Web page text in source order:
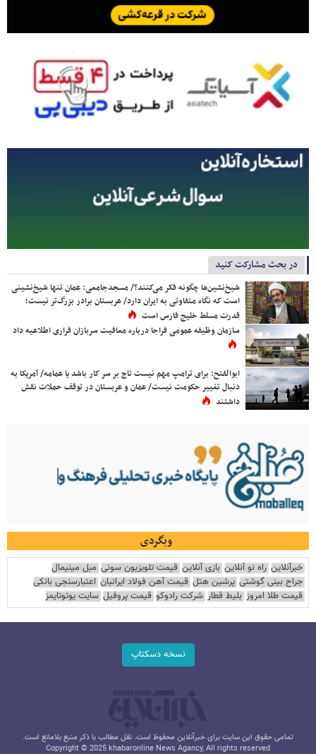
در بحث مشارکت کنید
شیخ‌نشین‌ها چگونه فکر می‌کنند؟/ مسجدجامعی: عمان تنها شیخ‌نشینی
است که نگاه متفاوتی به ایران دارد/ عربستان برادر بزرگ‌تر نیست؛
قدرت مسلط خلیج فارس است
سازمان وظیفه عمومی فراجا درباره معافیت سربازان فراری اطلاعیه داد
ابوالفتح: برای ترامپ مهم نیست تاج بر سر کار باشد یا عمامه/ آمریکا به
دنبال تغییر حکومت نیست/ عمان و عربستان در توقف حملات نقش
داشتند
وبگردی
خبرآنلاین راه نو آنلاین بازی آنلاین قیمت تلویزیون سونی مبل مینیمال
جراح بینی گوشتی پرشین هتل قیمت آهن فولاد ایرانیان اعتبارسنجی بانکی
قیمت طلا امروز بلیط قطار شرکت رادوکو قیمت پروفیل سایت یوتوتایمز
نسخه دسکتاپ
تمامی حقوق این سایت برای خبرآنلاین محفوظ است. نقل مطالب با ذکر منبع بلامانع است.
Copyright © 2025 khabaronline News Agancy, All rights reserved